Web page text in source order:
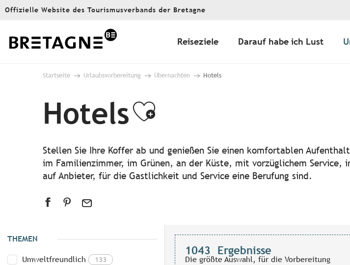
Aller
principal
Offizielle Website des Tourismusverbands der Bretagne
Reiseziele Darauf habe ich Lust
Startseite Urlaubsvorbereitung Übernachten Hotels
HotelsAjouter aux
Stellen Sie Ihre Koffer ab und genießen Sie einen komfortablen
im Familienzimmer, im Grünen, an der Küste, mit vorzüglichem Service,
auf Anbieter, für die Gastlichkeit und Service eine Berufung sind.
THEMEN
Umweltfreundlich 133
1043 Ergebnisse
Die größte Auswahl, für die Vorbereitung